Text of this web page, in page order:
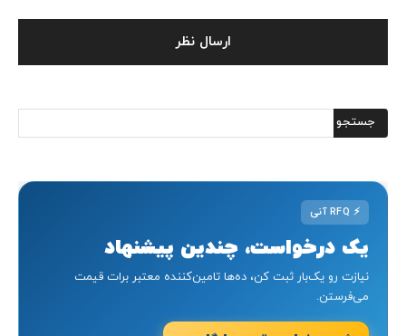
⚡
یک درخواست، چندین پیشنهاد
نیازت رو یک‌بار ثبت کن، ده‌ها تامین‌کننده معتبر برات قیمت
می‌فرستن.